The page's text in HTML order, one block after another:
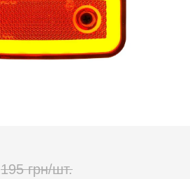
195 грн/шт.